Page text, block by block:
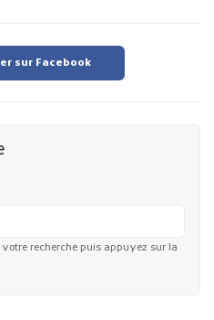
sur Facebook
recherche puis appuyez sur la